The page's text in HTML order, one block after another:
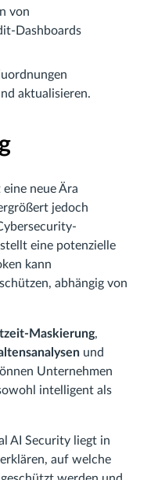
von
Dashboards
aktualisieren.
neue Ära
jedoch
eine potenzielle
kann
abhängig von
Maskierung,
und
Unternehmen
intelligent als
AI Security liegt in
auf welche